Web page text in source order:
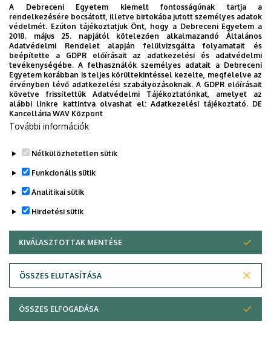
2026. augusztus 7.
Univerzum: A Debreceni Egyetem
titkos receptjei
KUTATÁS TUDOMÁNY
Adatvédelem
Copyright © 2026 Unideb
A Debreceni Egyetem kiemelt fontosságúnak tartja a
rendelkezésére bocsátott, illetve birtokába jutott személyes adatok
védelmét. Ezúton tájékoztatjuk Önt, hogy a Debreceni Egyetem a
2018. május 25. napjától kötelezően alkalmazandó Általános
Adatvédelmi Rendelet alapján felülvizsgálta folyamatait és
beépítette a GDPR előírásait az adatkezelési és adatvédelmi
tevékenységébe. A felhasználók személyes adatait a Debreceni
Egyetem korábban is teljes körültekintéssel kezelte, megfelelve az
érvényben lévő adatkezelési szabályozásoknak. A GDPR előírásait
követve frissítettük Adatvédelmi Tájékoztatónkat, amelyet az
alábbi linkre kattintva olvashat el:Adatkezelési tájékoztató. DE
Kancellária WAV Központ
További információk
Nélkülözhetetlen sütik
Funkcionális sütik
Analitikai sütik
Hirdetési sütik
KIVÁLASZTOTTAK MENTÉSE
ÖSSZES ELUTASÍTÁSA
WITHDRAW CONSENT
ÖSSZES ELFOGADÁSA